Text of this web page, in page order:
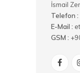
İsmail
Telefon :
E-Mail :
GSM :